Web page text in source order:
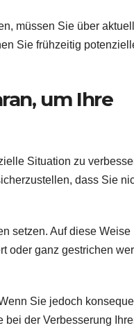
müssen Sie über
Sie frühzeitig
um Ihre
Situation zu
dass Sie
setzen. Auf diese Weise
oder ganz gestrichen
Sie jedoch
bei der Verbesserung